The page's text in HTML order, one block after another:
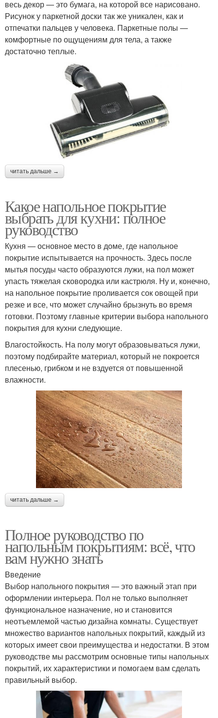
весь декор — это бумага, на которой все нарисовано.
Рисунок у паркетной доски так же уникален, как и
отпечатки пальцев у человека. Паркетные полы —
комфортные по ощущениям для тела, а также
достаточно теплые.
читать дальше →
Какое напольное покрытие
выбрать для кухни: полное
руководство
Кухня — основное место в доме, где напольное
покрытие испытывается на прочность. Здесь после
мытья посуды часто образуются лужи, на пол может
упасть тяжелая сковородка или кастрюля. Ну и, конечно,
на напольное покрытие проливается сок овощей при
резке и все, что может случайно брызнуть во время
готовки. Поэтому главные критерии выбора напольного
покрытия для кухни следующие.
Влагостойкость. На полу могут образовываться лужи,
поэтому подбирайте материал, который не покроется
плесенью, грибком и не вздуется от повышенной
влажности.
читать дальше →
Полное руководство по
напольным покрытиям: всё, что
вам нужно знать
Введение
Выбор напольного покрытия — это важный этап при
оформлении интерьера. Пол не только выполняет
функциональное назначение, но и становится
неотъемлемой частью дизайна комнаты. Существует
множество вариантов напольных покрытий, каждый из
которых имеет свои преимущества и недостатки. В этом
руководстве мы рассмотрим основные типы напольных
покрытий, их характеристики и помогаем вам сделать
правильный выбор.